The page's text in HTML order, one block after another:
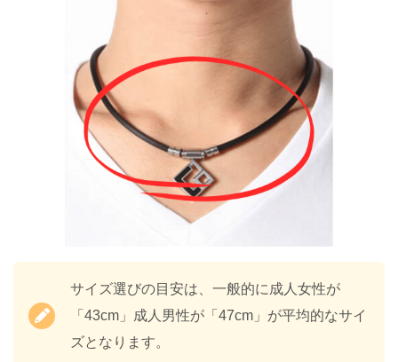
サイズ選びの目安は、一般的に成人女性が
「43cm」成人男性が「47cm」が平均的なサイ
ズとなります。